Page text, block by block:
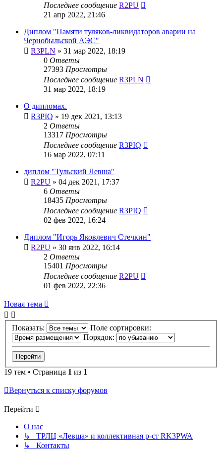
Последнее сообщение R2PU
21 апр 2022, 21:46
Диплом "Памяти туляков-ликвидаторов аварии на
Чернобыльской АЭС"
R3PLN » 31 мар 2022, 18:19
0 Ответы
27393 Просмотры
Последнее сообщение R3PLN
31 мар 2022, 18:19
О дипломах.
R3PIQ » 19 дек 2021, 13:13
2 Ответы
13317 Просмотры
Последнее сообщение R3PIQ
16 мар 2022, 07:11
диплом "Тульский Левша"
R2PU » 04 дек 2021, 17:37
6 Ответы
18435 Просмотры
Последнее сообщение R3PIQ
02 фев 2022, 16:24
Диплом "Игорь Яковлевич Стечкин"
R2PU » 30 янв 2022, 16:14
2 Ответы
15401 Просмотры
Последнее сообщение R2PU
01 фев 2022, 22:36
Новая тема
Показать:
Поле сортировки:
Порядок:
19 тем • Страница 1 из 1
Вернуться к списку форумов
Перейти
О нас
↳ ТРЛЦ «Левша» и коллективная р-ст RK3PWA
↳ Контакты